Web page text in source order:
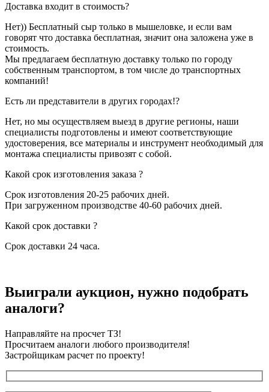
Доставка входит в стоимость?
Нет)) Бесплатный сыр только в мышеловке, и если вам
говорят что доставка бесплатная, значит она заложена уже в
стоимость.
Мы предлагаем бесплатную доставку только по городу
собственным транспортом, в том числе до транспортных
компаний!
Есть ли представители в других городах!?
Нет, но мы осуществляем выезд в другие регионы, наши
специалисты подготовлены и имеют соответствующие
удостоверения, все материалы и инструмент необходимый для
монтажа специалисты привозят с собой.
Какой срок изготовления заказа ?
Срок изготовления 20-25 рабочих дней.
При загруженном производстве 40-60 рабочих дней.
Какой срок доставки ?
Срок доставки 24 часа.
Выиграли аукцион, нужно подобрать
аналоги?
Направляйте на просчет ТЗ!
Просчитаем аналоги любого производителя!
Застройщикам расчет по проекту!